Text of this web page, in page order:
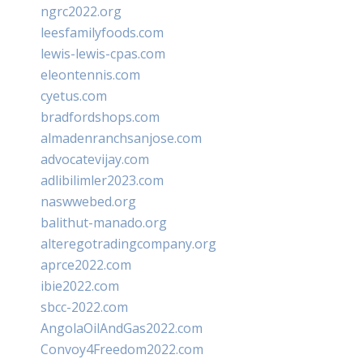
ngrc2022.org
leesfamilyfoods.com
lewis-lewis-cpas.com
eleontennis.com
cyetus.com
bradfordshops.com
almadenranchsanjose.com
advocatevijay.com
adlibilimler2023.com
naswwebed.org
balithut-manado.org
alteregotradingcompany.org
aprce2022.com
ibie2022.com
sbcc-2022.com
AngolaOilAndGas2022.com
Convoy4Freedom2022.com